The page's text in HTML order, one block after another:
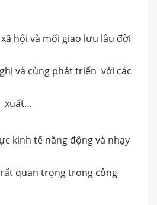
hội và mối giao lưu lâu đời
và cùng phát triển với các
xuất…
kinh tế năng động và nhạy
quan trọng trong công